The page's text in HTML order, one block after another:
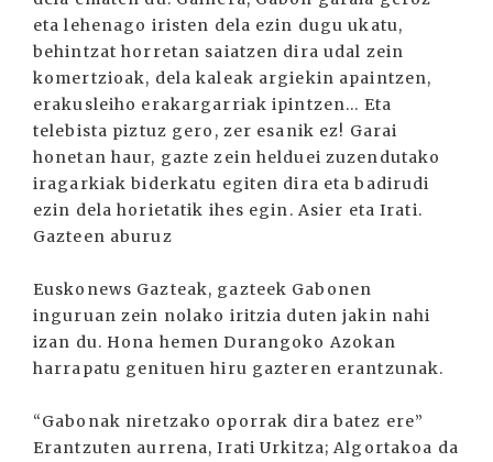
eta lehenago iristen dela ezin dugu ukatu,
behintzat horretan saiatzen dira udal zein
komertzioak, dela kaleak argiekin apaintzen,
erakusleiho erakargarriak ipintzen... Eta
telebista piztuz gero, zer esanik ez! Garai
honetan haur, gazte zein helduei zuzendutako
iragarkiak biderkatu egiten dira eta badirudi
ezin dela horietatik ihes egin. Asier eta Irati.
Gazteen aburuz
Euskonews Gazteak, gazteek Gabonen
inguruan zein nolako iritzia duten jakin nahi
izan du. Hona hemen Durangoko Azokan
harrapatu genituen hiru gazteren erantzunak.
“Gabonak niretzako oporrak dira batez ere”
Erantzuten aurrena, Irati Urkitza; Algortakoa da